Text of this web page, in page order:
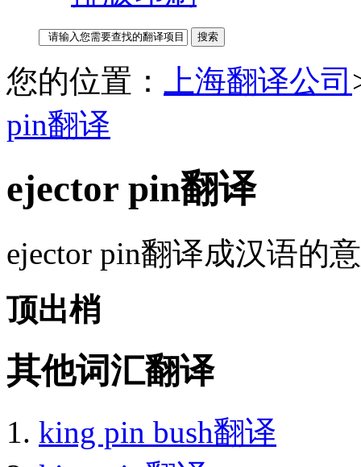
您的位置： 上海翻译公司
pin翻译
ejector pin翻译
ejector pin翻译成汉语的
顶出梢
其他词汇翻译
king pin bush翻译